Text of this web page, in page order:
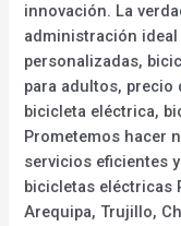
innovación. La
administración
personalizadas,
para adultos, precio
bicicleta eléctrica,
Prometemos hacer
servicios eficientes
bicicletas eléctricas
Arequipa, Trujillo,